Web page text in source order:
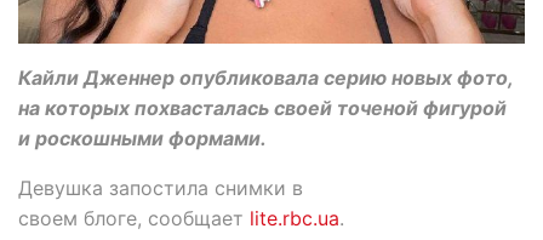
Кайли Дженнер опубликовала серию новых фото,
на которых похвасталась своей точеной фигурой
и роскошными формами.
Девушка запостила снимки в
своем блоге, сообщает lite.rbc.ua.